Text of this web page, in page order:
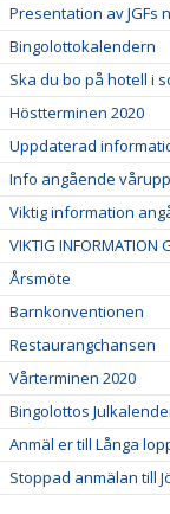
Presentation av JGFs
Bingolottokalendern
Ska du bo på hotell i
Höstterminen 2020
Uppdaterad
Info angående
Viktig information
VIKTIG INFORMATION
Årsmöte
Barnkonventionen
Restaurangchansen
Vårterminen 2020
Bingolottos
Anmäl er till Långa
Stoppad anmälan till